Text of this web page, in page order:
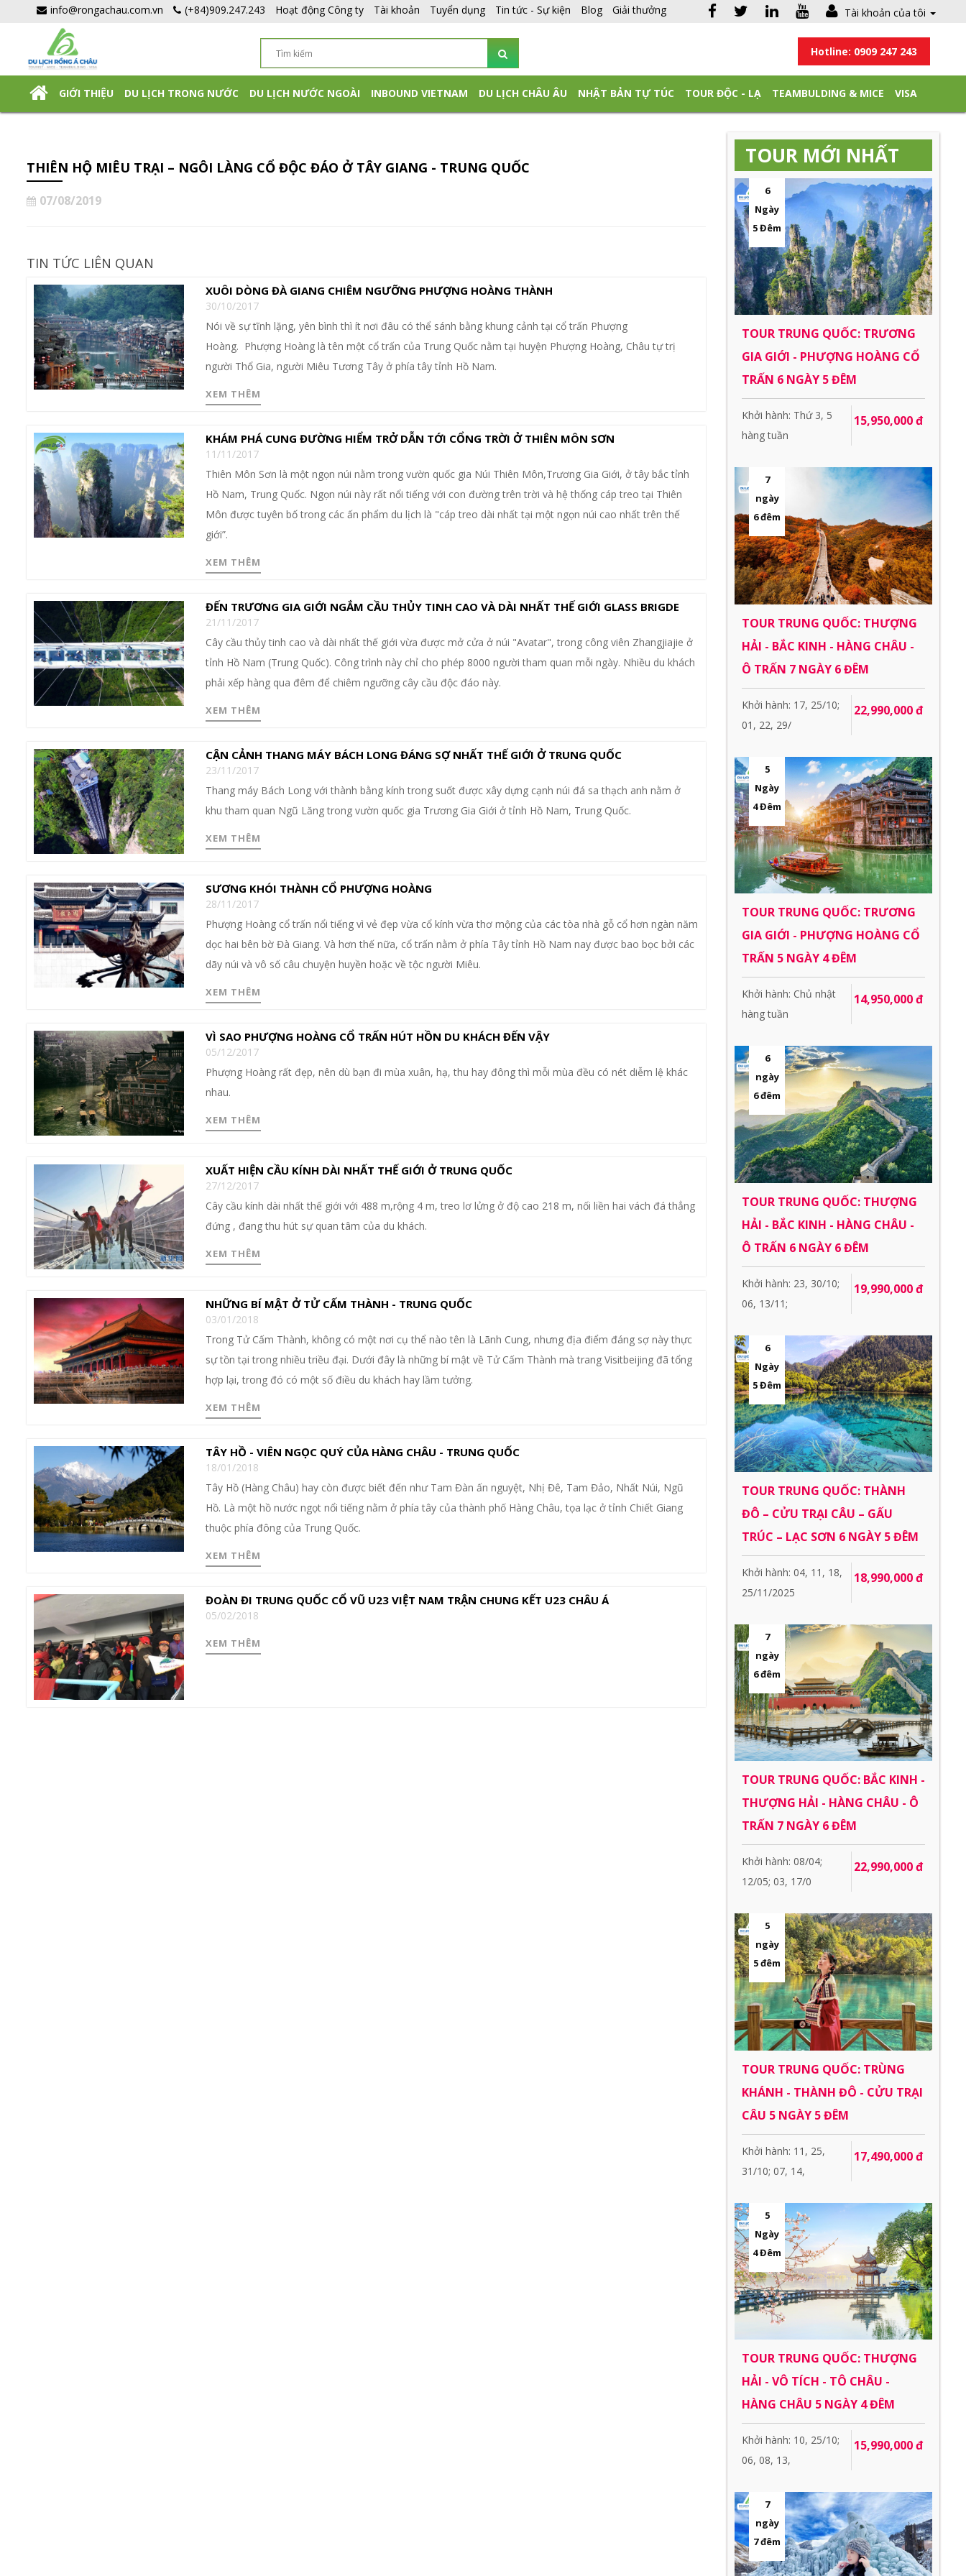
info@rongachau.com.vn (+84)909.247.243 Hoạt động Công ty Tài khoản Tuyển dụng Tin tức - Sự kiện Blog Giải thưởng Tài khoản của tôi
Hotline: 0909 247 243
GIỚI THIỆU DU LỊCH TRONG NƯỚC DU LỊCH NƯỚC NGOÀI INBOUND VIETNAM DU LỊCH CHÂU ÂU NHẬT BẢN TỰ TÚC TOUR ĐỘC - LẠ TEAMBULDING & MICE VISA
THIÊN HỘ MIÊU TRẠI – NGÔI LÀNG CỔ ĐỘC ĐÁO Ở TÂY GIANG - TRUNG QUỐC
07/08/2019
TIN TỨC LIÊN QUAN
XUÔI DÒNG ĐÀ GIANG CHIÊM NGƯỠNG PHƯỢNG HOÀNG THÀNH
30/10/2017
Nói về sự tĩnh lặng, yên bình thì ít nơi đâu có thể sánh bằng khung cảnh tại cổ trấn Phượng
Hoàng. Phượng Hoàng là tên một cổ trấn của Trung Quốc nằm tại huyện Phượng Hoàng, Châu tự trị
người Thổ Gia, người Miêu Tương Tây ở phía tây tỉnh Hồ Nam.
XEM THÊM
KHÁM PHÁ CUNG ĐƯỜNG HIỂM TRỞ DẪN TỚI CỔNG TRỜI Ở THIÊN MÔN SƠN
11/11/2017
Thiên Môn Sơn là một ngọn núi nằm trong vườn quốc gia Núi Thiên Môn,Trương Gia Giới, ở tây bắc tỉnh
Hồ Nam, Trung Quốc. Ngọn núi này rất nổi tiếng với con đường trên trời và hệ thống cáp treo tại Thiên
Môn được tuyên bố trong các ấn phẩm du lịch là "cáp treo dài nhất tại một ngọn núi cao nhất trên thế
giới”.
XEM THÊM
ĐẾN TRƯƠNG GIA GIỚI NGẮM CẦU THỦY TINH CAO VÀ DÀI NHẤT THẾ GIỚI GLASS BRIGDE
21/11/2017
Cây cầu thủy tinh cao và dài nhất thế giới vừa được mở cửa ở núi "Avatar", trong công viên Zhangjiajie ở
tỉnh Hồ Nam (Trung Quốc). Công trình này chỉ cho phép 8000 người tham quan mỗi ngày. Nhiều du khách
phải xếp hàng qua đêm để chiêm ngưỡng cây cầu độc đáo này.
XEM THÊM
CẬN CẢNH THANG MÁY BÁCH LONG ĐÁNG SỢ NHẤT THẾ GIỚI Ở TRUNG QUỐC
23/11/2017
Thang máy Bách Long với thành bằng kính trong suốt được xây dựng cạnh núi đá sa thạch anh nằm ở
khu tham quan Ngũ Lăng trong vườn quốc gia Trương Gia Giới ở tỉnh Hồ Nam, Trung Quốc.
XEM THÊM
SƯƠNG KHÓI THÀNH CỔ PHƯỢNG HOÀNG
28/11/2017
Phượng Hoàng cổ trấn nổi tiếng vì vẻ đẹp vừa cổ kính vừa thơ mộng của các tòa nhà gỗ cổ hơn ngàn năm
dọc hai bên bờ Đà Giang. Và hơn thế nữa, cổ trấn nằm ở phía Tây tỉnh Hồ Nam nay được bao bọc bởi các
dãy núi và vô số câu chuyện huyền hoặc về tộc người Miêu.
XEM THÊM
VÌ SAO PHƯỢNG HOÀNG CỔ TRẤN HÚT HỒN DU KHÁCH ĐẾN VẬY
05/12/2017
Phượng Hoàng rất đẹp, nên dù bạn đi mùa xuân, hạ, thu hay đông thì mỗi mùa đều có nét diễm lệ khác
nhau.
XEM THÊM
XUẤT HIỆN CẦU KÍNH DÀI NHẤT THẾ GIỚI Ở TRUNG QUỐC
27/12/2017
Cây cầu kính dài nhất thế giới với 488 m,rộng 4 m, treo lơ lửng ở độ cao 218 m, nối liền hai vách đá thẳng
đứng , đang thu hút sự quan tâm của du khách.
XEM THÊM
NHỮNG BÍ MẬT Ở TỬ CẤM THÀNH - TRUNG QUỐC
03/01/2018
Trong Tử Cấm Thành, không có một nơi cụ thể nào tên là Lãnh Cung, nhưng địa điểm đáng sợ này thực
sự tồn tại trong nhiều triều đại. Dưới đây là những bí mật về Tử Cấm Thành mà trang Visitbeijing đã tổng
hợp lại, trong đó có một số điều du khách hay lầm tưởng.
XEM THÊM
TÂY HỒ - VIÊN NGỌC QUÝ CỦA HÀNG CHÂU - TRUNG QUỐC
18/01/2018
Tây Hồ (Hàng Châu) hay còn được biết đến như Tam Đàn ấn nguyệt, Nhị Đê, Tam Đảo, Nhất Núi, Ngũ
Hồ. Là một hồ nước ngọt nổi tiếng nằm ở phía tây của thành phố Hàng Châu, tọa lạc ở tỉnh Chiết Giang
thuộc phía đông của Trung Quốc.
XEM THÊM
ĐOÀN ĐI TRUNG QUỐC CỔ VŨ U23 VIỆT NAM TRẬN CHUNG KẾT U23 CHÂU Á
05/02/2018
XEM THÊM
TOUR MỚI NHẤT
6
Ngày
5 Đêm
TOUR TRUNG QUỐC: TRƯƠNG
GIA GIỚI - PHƯỢNG HOÀNG CỔ
TRẤN 6 NGÀY 5 ĐÊM
Khởi hành: Thứ 3, 5
hàng tuần
15,950,000 đ
7
ngày
6 đêm
TOUR TRUNG QUỐC: THƯỢNG
HẢI - BẮC KINH - HÀNG CHÂU -
Ô TRẤN 7 NGÀY 6 ĐÊM
Khởi hành: 17, 25/10;
01, 22, 29/
22,990,000 đ
5
Ngày
4 Đêm
TOUR TRUNG QUỐC: TRƯƠNG
GIA GIỚI - PHƯỢNG HOÀNG CỔ
TRẤN 5 NGÀY 4 ĐÊM
Khởi hành: Chủ nhật
hàng tuần
14,950,000 đ
6
ngày
6 đêm
TOUR TRUNG QUỐC: THƯỢNG
HẢI - BẮC KINH - HÀNG CHÂU -
Ô TRẤN 6 NGÀY 6 ĐÊM
Khởi hành: 23, 30/10;
06, 13/11;
19,990,000 đ
6
Ngày
5 Đêm
TOUR TRUNG QUỐC: THÀNH
ĐÔ – CỬU TRẠI CÂU – GẤU
TRÚC – LẠC SƠN 6 NGÀY 5 ĐÊM
Khởi hành: 04, 11, 18,
25/11/2025
18,990,000 đ
7
ngày
6 đêm
TOUR TRUNG QUỐC: BẮC KINH -
THƯỢNG HẢI - HÀNG CHÂU - Ô
TRẤN 7 NGÀY 6 ĐÊM
Khởi hành: 08/04;
12/05; 03, 17/0
22,990,000 đ
5
ngày
5 đêm
TOUR TRUNG QUỐC: TRÙNG
KHÁNH - THÀNH ĐÔ - CỬU TRẠI
CÂU 5 NGÀY 5 ĐÊM
Khởi hành: 11, 25,
31/10; 07, 14,
17,490,000 đ
5
Ngày
4 Đêm
TOUR TRUNG QUỐC: THƯỢNG
HẢI - VÔ TÍCH - TÔ CHÂU -
HÀNG CHÂU 5 NGÀY 4 ĐÊM
Khởi hành: 10, 25/10;
06, 08, 13,
15,990,000 đ
7
ngày
7 đêm